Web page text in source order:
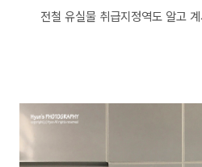
전철 유실물 취급지정역도 알고